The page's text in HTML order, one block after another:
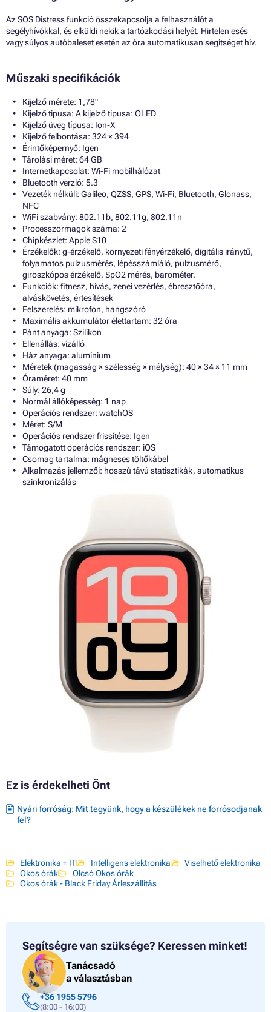
Az SOS Distress funkció összekapcsolja a felhasználót a
segélyhívókkal, és elküldi nekik a tartózkodási helyét. Hirtelen esés
vagy súlyos autóbaleset esetén az óra automatikusan segítséget hív.
Műszaki specifikációk
Kijelző mérete: 1,78"
Kijelző típusa: A kijelző típusa: OLED
Kijelző üveg típusa: Ion-X
Kijelző felbontása: 324 × 394
Érintőképernyő: Igen
Tárolási méret: 64 GB
Internetkapcsolat: Wi-Fi mobilhálózat
Bluetooth verzió: 5.3
Vezeték nélküli: Galileo, QZSS, GPS, Wi-Fi, Bluetooth, Glonass,
NFC
WiFi szabvány: 802.11b, 802.11g, 802.11n
Processzormagok száma: 2
Chipkészlet: Apple S10
Érzékelők: g-érzékelő, környezeti fényérzékelő, digitális iránytű,
folyamatos pulzusmérés, lépésszámláló, pulzusmérő,
giroszkópos érzékelő, SpO2 mérés, barométer.
Funkciók: fitnesz, hívás, zenei vezérlés, ébresztőóra,
alváskövetés, értesítések
Felszerelés: mikrofon, hangszóró
Maximális akkumulátor élettartam: 32 óra
Pánt anyaga: Szilikon
Ellenállás: vízálló
Ház anyaga: alumínium
Méretek (magasság × szélesség × mélység): 40 × 34 × 11 mm
Óraméret: 40 mm
Súly: 26,4 g
Normál állóképesség: 1 nap
Operációs rendszer: watchOS
Méret: S/M
Operációs rendszer frissítése: Igen
Támogatott operációs rendszer: iOS
Csomag tartalma: mágneses töltőkábel
Alkalmazás jellemzői: hosszú távú statisztikák, automatikus
szinkronizálás
Ez is érdekelheti Önt
Nyári forróság: Mit tegyünk, hogy a készülékek ne forrósodjanak
fel?
Elektronika + IT Intelligens elektronika
Viselhető elektronika
Okos órák
Olcsó Okos órák
Okos órák - Black Friday Árleszállítás
Segítségre van szüksége? Keressen minket!
Tanácsadó
a választásban
+36 1955 5796
(8:00 - 16:00)